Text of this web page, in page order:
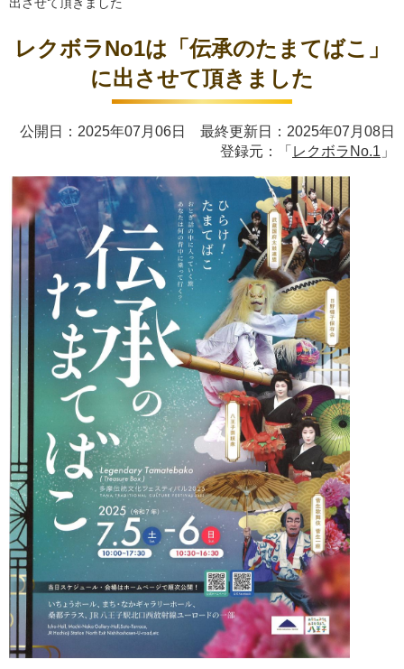
レクボラNo1は「伝承のたまてばこ」
に出させて頂きました
公開日：2025年07月06日 最終更新日：2025年07月08日
登録元：「 レクボラNo.1 」